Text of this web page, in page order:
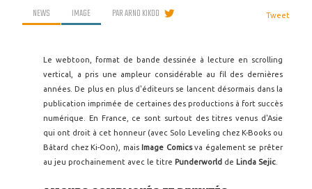
NEWS IMAGE PARARNO KIKOO Tweet
Le webtoon, format de bande dessinée à lecture en scrolling
vertical, a pris une ampleur considérable au fil des dernières
années. De plus en plus d'éditeurs se lancent désormais dans la
publication imprimée de certaines des productions à fort succès
numérique. En France, ce sont surtout des titres venus d'Asie
qui ont droit à cet honneur (avec Solo Leveling chez K-Books ou
Bâtard chez Ki-Oon), mais Image Comicsva également se prêter
au jeu prochainement avec le titre Punderworld de Linda Sejic